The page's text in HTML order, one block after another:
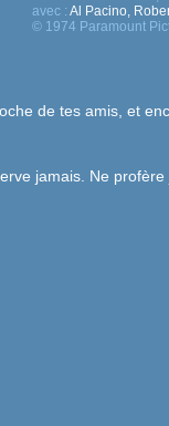
avec : Al Pacino,
© 1974 Paramount
de tes amis, et
jamais. Ne